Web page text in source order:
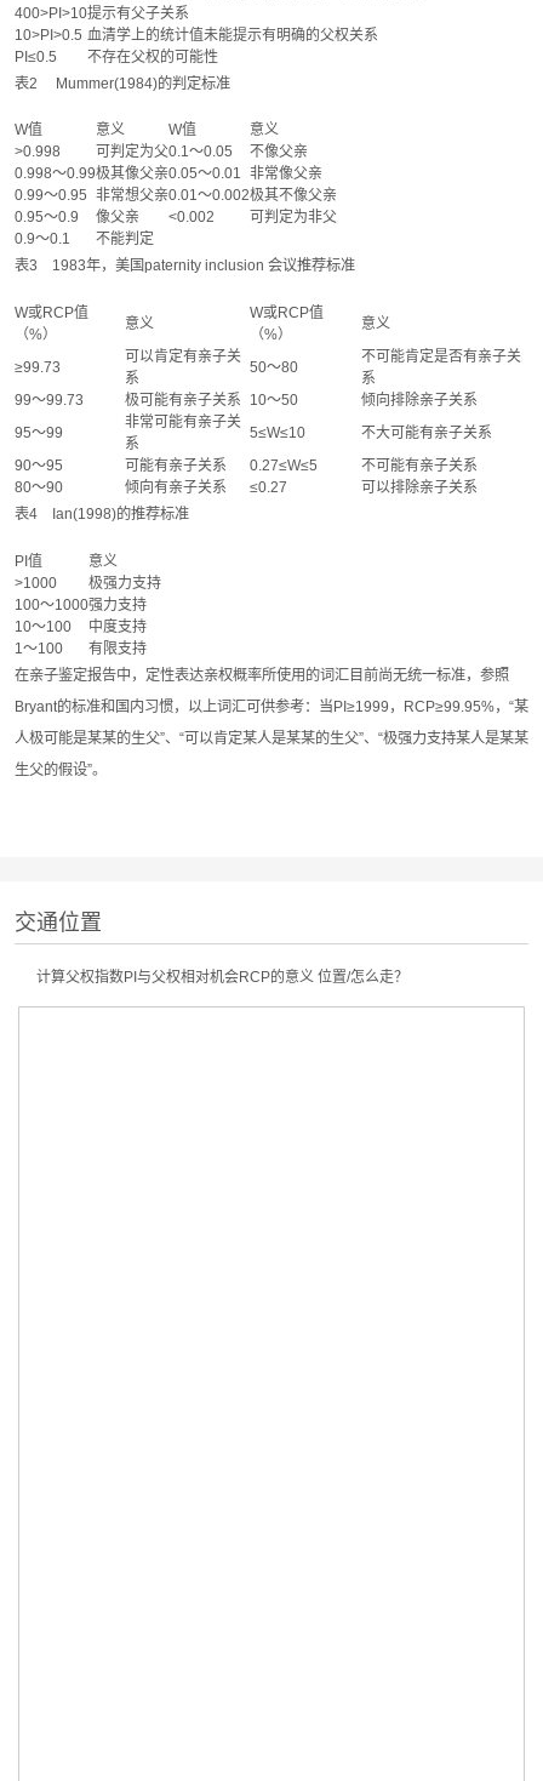
400>PI>10提示有父子关系
10>PI>0.5 血清学上的统计值未能提示有明确的父权关系
PI≤0.5
不存在父权的可能性
表2 Mummer(1984)的判定标准
W值 意义 W值
意义
>0.998
可判定为父0.1～0.05
不像父亲
0.998～0.99极其像父亲0.05～0.01 非常像父亲
0.99～0.95 非常想父亲0.01～0.002极其不像父亲
0.95～0.9
像父亲 <0.002
可判定为非父
0.9～0.1
不能判定
表3 1983年，美国paternity inclusion 会议推荐标准
W或RCP值
（%）
意义
W或RCP值
（%）
意义
≥99.73
可以肯定有亲子关
系
50～80
不可能肯定是否有亲子关
系
99～99.73
极可能有亲子关系 10～50
倾向排除亲子关系
95～99
非常可能有亲子关
系
5≤W≤10
不大可能有亲子关系
90～95
可能有亲子关系 0.27≤W≤5
不可能有亲子关系
80～90
倾向有亲子关系 ≤0.27
可以排除亲子关系
表4 Ian(1998)的推荐标准
PI值
意义
>1000
极强力支持
100～1000强力支持
10～100
中度支持
1～100
有限支持
在亲子鉴定报告中，定性表达亲权概率所使用的词汇目前尚无统一标准，参照
Bryant的标准和国内习惯，以上词汇可供参考：当PI≥1999，RCP≥99.95%，“某
人极可能是某某的生父”、“可以肯定某人是某某的生父”、“极强力支持某人是某某
生父的假设”。
交通位置
计算父权指数PI与父权相对机会RCP的意义 位置/怎么走？